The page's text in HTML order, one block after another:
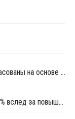
Контрактные цены МЛПНП в Европе согласованы на основе сочетания пролонгаций и повышений
Фьючерсы ЛПНП в Китае выросли на 2,55% вслед за повышением котировок сырой нефти